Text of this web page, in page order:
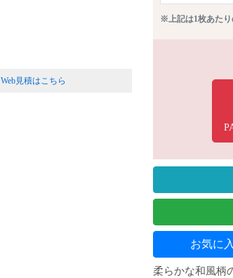
Web見積はこちら
※上記は1枚あた
お気に
柔らかな和風柄